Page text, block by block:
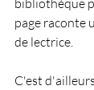
page raconte
de lectrice.
C'est